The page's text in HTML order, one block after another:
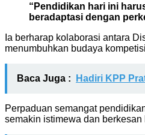
“Pendidikan hari ini
beradaptasi dengan
Ia berharap kolaborasi antara
menumbuhkan budaya
Baca Juga : Hadiri KPP
Perpaduan semangat
semakin istimewa dan